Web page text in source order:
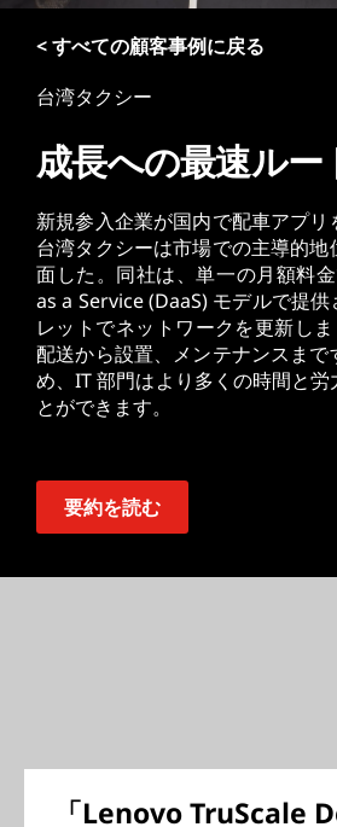
< すべての顧客事例に戻る
台湾タクシー
成長への最速ルー
新規参入企業が国内で配車アプリ
台湾タクシーは市場での主導的
面した。同社は、単一の月額料
as a Service (DaaS) モデルで提
レットでネットワークを更新しま
配送から設置、メンテナンスまで
め、IT 部門はより多くの時間と労
とができます。
要約を読む
「Lenovo TruScale